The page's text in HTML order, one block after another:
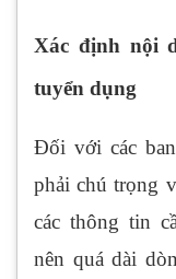
Xác định nội
tuyển dụng
Đối với các
phải chú trọng
các thông tin
nên quá dài